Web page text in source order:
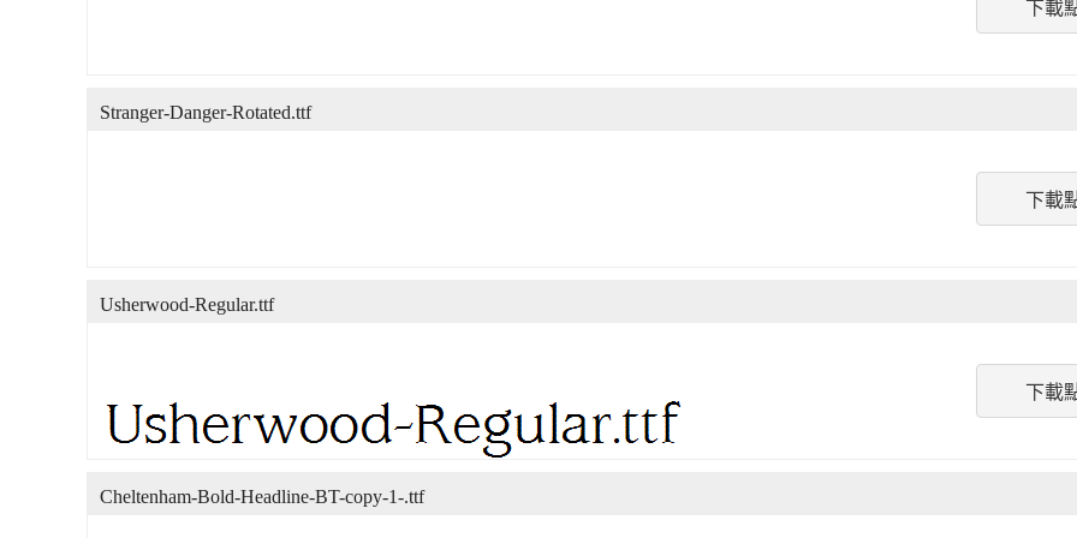
下載
下載
Stranger-Danger-Rotated.ttf
下載
Usherwood-Regular.ttf
Cheltenham-Bold-Headline-BT-copy-1-.ttf